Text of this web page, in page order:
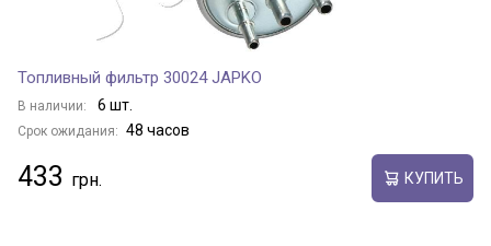
Топливный фильтр 30024 JAPKO
В наличии: 6 шт.
Срок ожидания: 48 часов
433 КУПИТЬ